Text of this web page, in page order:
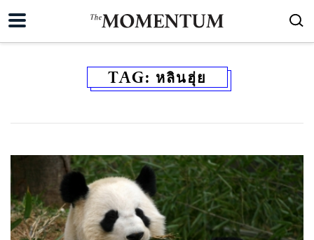
TAG: หลินฮุ่ย